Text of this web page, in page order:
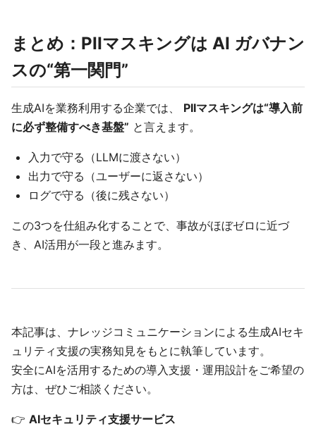
まとめ：PIIマスキングは AI ガバナン
スの“第一関門”
生成AIを業務利用する企業では、 PIIマスキングは“導入前
に必ず整備すべき基盤” と言えます。
入力で守る（LLMに渡さない）
出力で守る（ユーザーに返さない）
ログで守る（後に残さない）
この3つを仕組み化することで、事故がほぼゼロに近づ
き、AI活用が一段と進みます。
本記事は、ナレッジコミュニケーションによる生成AIセキ
ュリティ支援の実務知見をもとに執筆しています。
安全にAIを活用するための導入支援・運用設計をご希望の
方は、ぜひご相談ください。
👉 AIセキュリティ支援サービス